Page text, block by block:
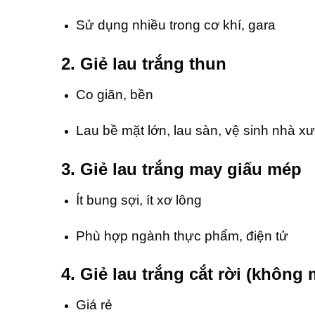
Sử dụng nhiều trong cơ khí, gara
2. Giẻ lau trắng thun
Co giãn, bền
Lau bề mặt lớn, lau sàn, vệ sinh nhà
3. Giẻ lau trắng may giấu mép
Ít bung sợi, ít xơ lông
Phù hợp ngành thực phẩm, điện tử
4. Giẻ lau trắng cắt rời (không
Giá rẻ